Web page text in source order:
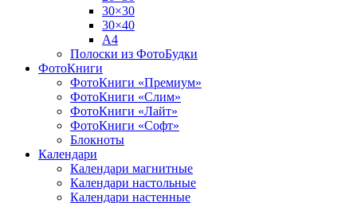
30×30
30×40
A4
Полоски из ФотоБудки
ФотоКниги
ФотоКниги «Премиум»
ФотоКниги «Слим»
ФотоКниги «Лайт»
ФотоКниги «Софт»
Блокноты
Календари
Календари магнитные
Календари настольные
Календари настенные